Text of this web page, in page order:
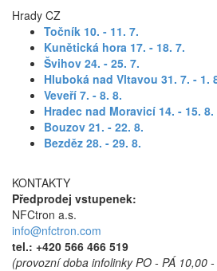
Hrady CZ
Točník 10. - 11. 7.
Kunětická hora 17. - 18. 7.
Švihov 24. - 25. 7.
Hluboká nad Vltavou 31. 7. - 1.
Veveří 7. - 8. 8.
Hradec nad Moravicí 14. - 15. 8.
Bouzov 21. - 22. 8.
Bezděz 28. - 29. 8.
KONTAKTY
Předprodej vstupenek:
NFCtron a.s.
info@nfctron.com
tel.: +420 566 466 519
(provozní doba infolinky PO - PÁ 10,00